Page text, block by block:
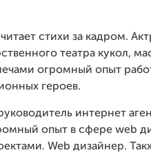
стихи за кадром.
театра кукол,
огромный опыт
героев.
интернет
опыт в сфере web
Web дизайнер.